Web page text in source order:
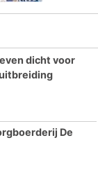
dicht voor
De